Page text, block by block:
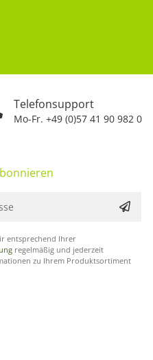
Telefonsupport
Mo-Fr. +49 (0)57 41 90 982 0
entsprechend Ihrer
regelmäßig und jederzeit
zu Ihrem Produktsortiment